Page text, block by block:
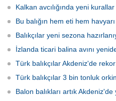
orkinoslar, Uzak Doğu ülkelerine ihraç
edilmek için özenle bakılıyor.
Kalkan avcılığında yeni
Bu balığın hem eti hem
Balıkçılar yeni sezona
İzlanda ticari balina avını
Türk balıkçılar Akdeniz'de rekor
Türk balıkçılar 3 bin tonluk
Balon balıkları artık